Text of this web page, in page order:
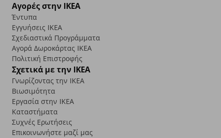
Αγορές στην IKEA
Έντυπα
Εγγυήσεις IKEA
Σχεδιαστικά Προγράμματα
Αγορά Δωρoκάρτας IKEA
Πολιτική Επιστροφής
Σχετικά με την IKEA
Γνωρίζοντας την IKEA
Βιωσιμότητα
Εργασία στην IKEA
Καταστήματα
Συχνές Ερωτήσεις
Επικοινωνήστε μαζί μας